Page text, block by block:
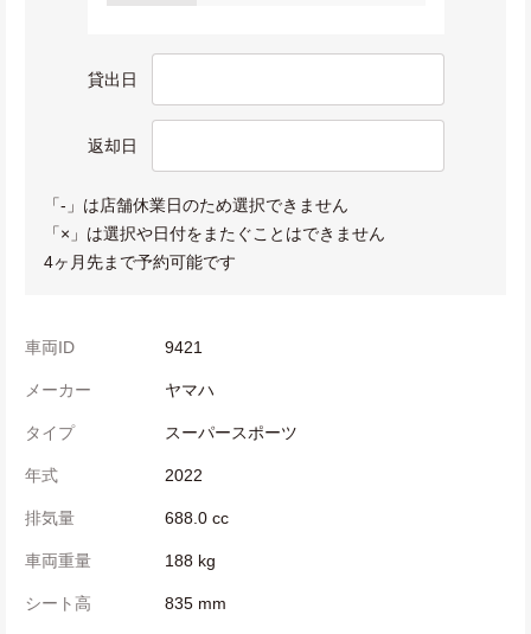
貸出日
返却日
「-」は店舗休業日のため選択できません
「×」は選択や日付をまたぐことはできません
4ヶ月先まで予約可能です
車両ID 9421
メーカー ヤマハ
タイプ スーパースポーツ
年式 2022
排気量 688.0 cc
車両重量 188 kg
シート高 835 mm